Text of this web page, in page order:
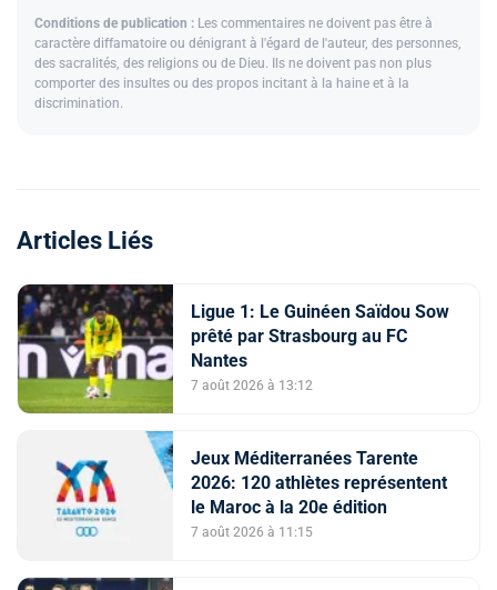
Conditions de publication : Les commentaires ne doivent pas être à
caractère diffamatoire ou dénigrant à l'égard de l'auteur, des personnes,
des sacralités, des religions ou de Dieu. Ils ne doivent pas non plus
comporter des insultes ou des propos incitant à la haine et à la
discrimination.
Articles Liés
Ligue 1: Le Guinéen Saïdou Sow
prêté par Strasbourg au FC
Nantes
7 août 2026 à 13:12
Jeux Méditerranées Tarente
2026: 120 athlètes représentent
le Maroc à la 20e édition
7 août 2026 à 11:15